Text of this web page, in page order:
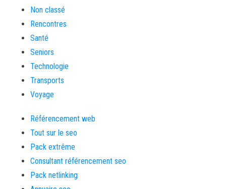
Non classé
Rencontres
Santé
Seniors
Technologie
Transports
Voyage
Référencement web
Tout sur le seo
Pack extrême
Consultant référencement seo
Pack netlinking